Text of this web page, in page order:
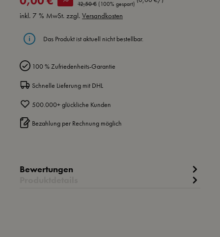
Regulärer Preis:
12,50 € (100% gespart)
inkl. 7 % MwSt. zzgl. Versandkosten
Das Produkt ist aktuell nicht bestellbar.
100 % Zufriedenheits-Garantie
Schnelle Lieferung mit DHL
500.000+ glückliche Kunden
Bezahlung per Rechnung möglich
Bewertungen